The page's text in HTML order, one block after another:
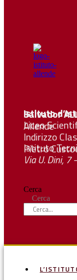
Istituto d’Istruzione Superiore Salvador
Liceo Scientifico Salvador Allende
Indirizzo
Istituto Tecnico Economico Pietro
Via U. Dini,
Cerca
Cerca